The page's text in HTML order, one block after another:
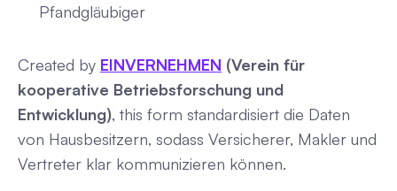
Pfandgläubiger
Created by EINVERNEHMEN (Verein für
kooperative Betriebsforschung und
Entwicklung), this form standardisiert die Daten
von Hausbesitzern, sodass Versicherer, Makler und
Vertreter klar kommunizieren können.